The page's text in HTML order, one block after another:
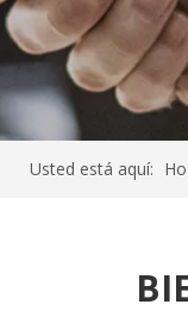
Usted está aquí: